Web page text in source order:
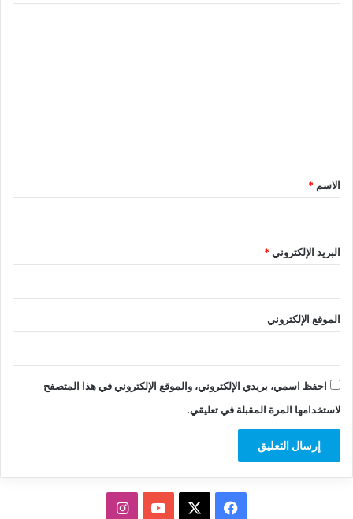
*
الاسم *
البريد الإلكتروني*
الموقع الإلكتروني
احفظ اسمي، بريدي الإلكتروني، والموقع الإلكتروني في هذا المتصفح
لاستخدامها المرة المقبلة في تعليقي.
فيسبوك ‫YouTubeانستقرام